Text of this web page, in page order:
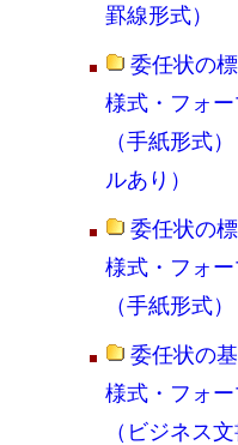
罫線形式）
委任状の
様式・フォー
（手紙形式
ルあり）
委任状の
様式・フォー
（手紙形式）
委任状の
様式・フォー
（ビジネス